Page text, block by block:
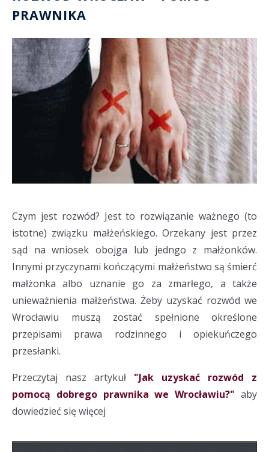
PRAWNIKA
Czym jest rozwód? Jest to rozwiązanie ważnego (to
istotne) związku małżeńskiego. Orzekany jest przez
sąd na wniosek obojga lub jedngo z małżonków.
Innymi przyczynami kończącymi małżeństwo są śmierć
małżonka albo uznanie go za zmarłego, a także
unieważnienia małżeństwa. Żeby uzyskać rozwód we
Wrocławiu muszą zostać spełnione określone
przepisami prawa rodzinnego i opiekuńczego
przesłanki.
Przeczytaj nasz artykuł "Jak uzyskać rozwód z
pomocą dobrego prawnika we Wrocławiu?" aby
dowiedzieć się więcej